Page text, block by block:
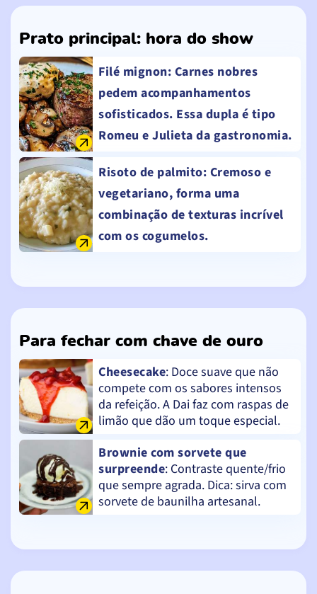
Prato principal: hora do show
Filé mignon: Carnes nobres
pedem acompanhamentos
sofisticados. Essa dupla é tipo
Romeu e Julieta da gastronomia.
Risoto de palmito: Cremoso e
vegetariano, forma uma
combinação de texturas incrível
com os cogumelos.
Para fechar com chave de ouro
Cheesecake: Doce suave que não
compete com os sabores intensos
da refeição. A Dai faz com raspas de
limão que dão um toque especial.
Brownie com sorvete que
surpreende: Contraste quente/frio
que sempre agrada. Dica: sirva com
sorvete de baunilha artesanal.